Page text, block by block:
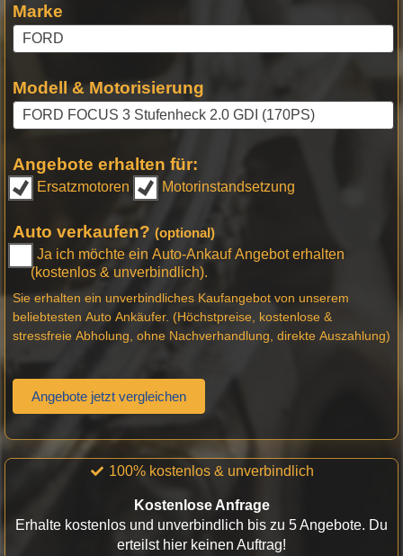
Marke
Modell & Motorisierung
Angebote erhalten für:
Ersatzmotoren Motorinstandsetzung
Auto verkaufen? (optional)
Ja ich möchte ein Auto-Ankauf Angebot erhalten
(kostenlos & unverbindlich).
Sie erhalten ein unverbindliches Kaufangebot von unserem
beliebtesten Auto Ankäufer. (Höchstpreise, kostenlose &
stressfreie Abholung, ohne Nachverhandlung, direkte Auszahlung)
Angebote jetzt vergleichen
100% kostenlos & unverbindlich
Kostenlose Anfrage
Erhalte kostenlos und unverbindlich bis zu 5 Angebote. Du
erteilst hier keinen Auftrag!